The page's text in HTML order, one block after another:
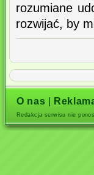
rozumiane
rozwijać, by
O nas
Redakcja serwisu nie